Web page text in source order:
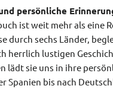
persönliche
ist weit mehr als eine
durch sechs Länder,
herrlich lustigen
lädt sie uns in ihre
Spanien bis nach